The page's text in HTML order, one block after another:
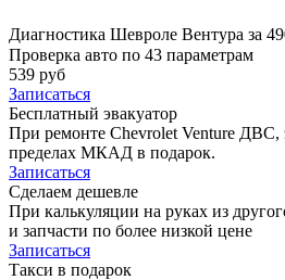
Диагностика Шевроле Вентура за
Проверка авто по 43 параметрам
539 руб
Записаться
Бесплатный эвакуатор
При ремонте Chevrolet Venture ДВС,
пределах МКАД в подарок.
Записаться
Сделаем дешевле
При калькуляции на руках из
и запчасти по более низкой цене
Записаться
Такси в подарок